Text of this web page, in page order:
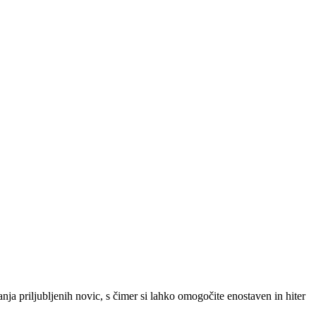
priljubljenih novic, s čimer si lahko omogočite enostaven in hiter